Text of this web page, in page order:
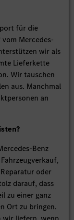
für die
Mercedes-
wir als
Lieferkette
Wir tauschen
aus. Manchmal
an
Benz
oder
darauf, dass
zu einer ganz
Ort zu bringen.